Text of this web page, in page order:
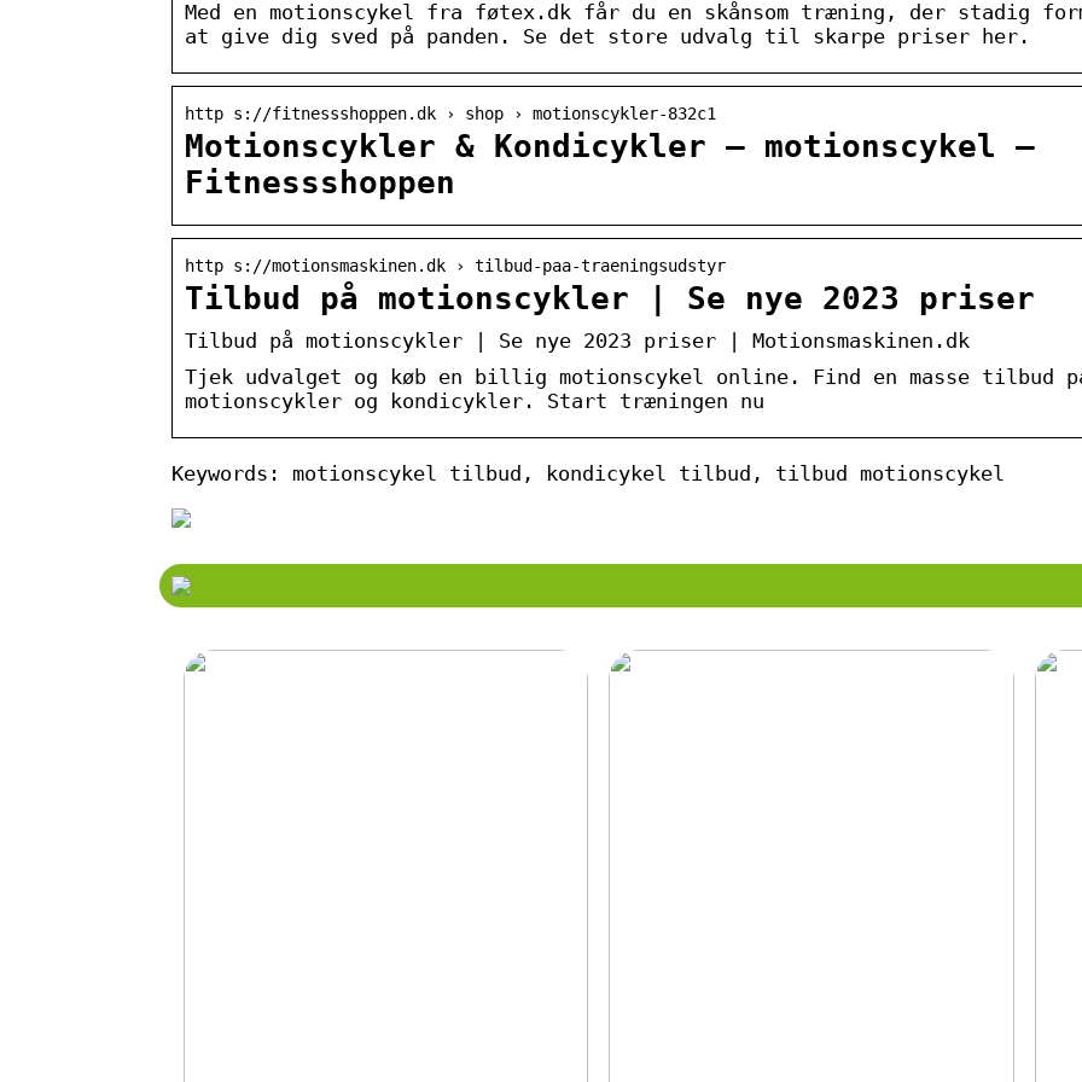
Med en motionscykel fra føtex.dk får du en skånsom træning, der stadig
at give dig sved på panden. Se det store udvalg til skarpe priser her.
http s://fitnessshoppen.dk › shop › motionscykler-832c1
Motionscykler & Kondicykler – motionscykel –
Fitnessshoppen
http s://motionsmaskinen.dk › tilbud-paa-traeningsudstyr
Tilbud på motionscykler | Se nye 2023 priser
Tilbud på motionscykler | Se nye 2023 priser | Motionsmaskinen.dk
Tjek udvalget og køb en billig motionscykel online. Find en masse tilbud
motionscykler og kondicykler. Start træningen nu
Keywords: motionscykel tilbud, kondicykel tilbud, tilbud motionscykel